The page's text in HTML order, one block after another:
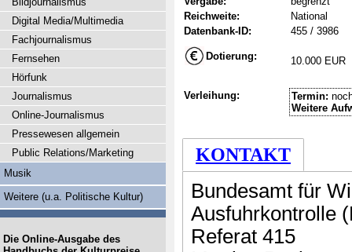
Reichweite:
National
Datenbank-ID:
455 / 3986
Dotierung: 10.000 EUR
Verleihung: Termin:
Weitere
KONTAKT
Bundesamt für
Ausfuhrkontrolle
Referat 415
Digital Media/Multimedia
Fachjournalismus
Fernsehen
Hörfunk
Journalismus
Online-Journalismus
Pressewesen allgemein
Public Relations/Marketing
Musik
Weitere (u.a. Politische Kultur)
Die Online-Ausgabe des